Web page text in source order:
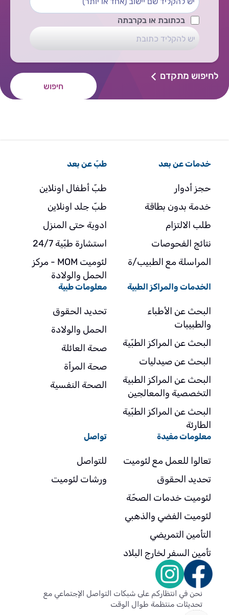
בכתובת או בקרבתה
לחיפוש מתקדם
חיפוש
خدمات عن بعد
حجز أدوار
خدمة بدون بطاقة
طلب الالتزام
نتائج الفحوصات
المراسلة مع الطبيب/ة
طبّ عن بعد
طبّ أطفال اونلاين
طبّ جلد اونلاين
ادوية حتى المنزل
استشارة طبّية 24/7
لئوميت MOM - مركز
الحمل والولادة
الخدمات والمراكز الطبية
البحث عن الأطباء
والطبيبات
البحث عن المراكز الطبّية
البحث عن صيدليات
البحث عن المراكز الطبية
التخصصية والمعالجين
البحث عن المراكز الطبّية
الطارئة
معلومات طبية
تحديد الحقوق
الحمل والولادة
صحة العائلة
صحة المرأة
الصحة النفسية
معلومات مفيدة
تعالوا للعمل مع لئوميت
تحديد الحقوق
لئوميت خدمات الصحّة
لئوميت الفضي والذهبي
التأمين التمريضي
تأمين السفر لخارج البلاد
تواصل
للتواصل
ورشات لئوميت
نحن في انتظاركم على شبكات التواصل الإجتماعي مع
تحديثات منتظمة طوال الوقت